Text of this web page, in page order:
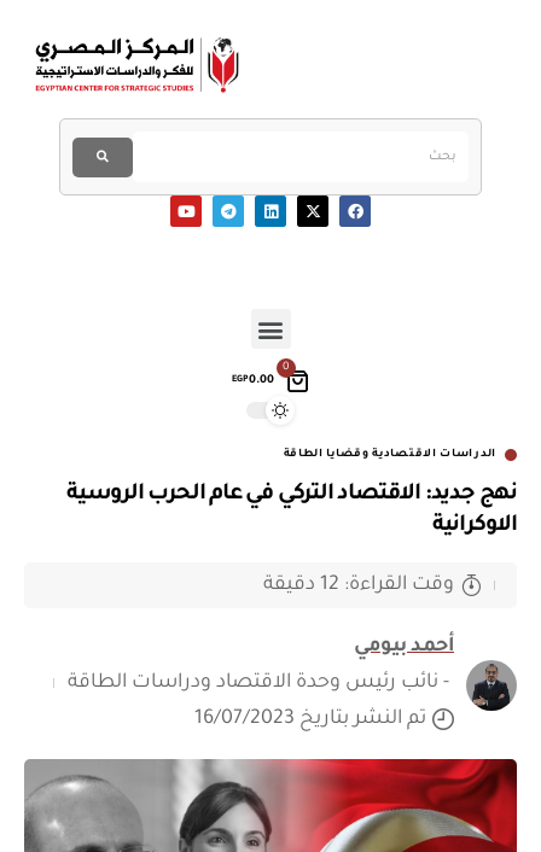
0
EGP0.00
الدراسات الاقتصادية وقضايا الطاقة
نهج جديد: الاقتصاد التركي في عام الحرب الروسية
الاوكرانية
أحمد بيومي
- نائب رئيس وحدة الاقتصاد ودراسات الطاقة
تم النشر بتاريخ 16/07/2023
وقت القراءة: 12 دقيقة